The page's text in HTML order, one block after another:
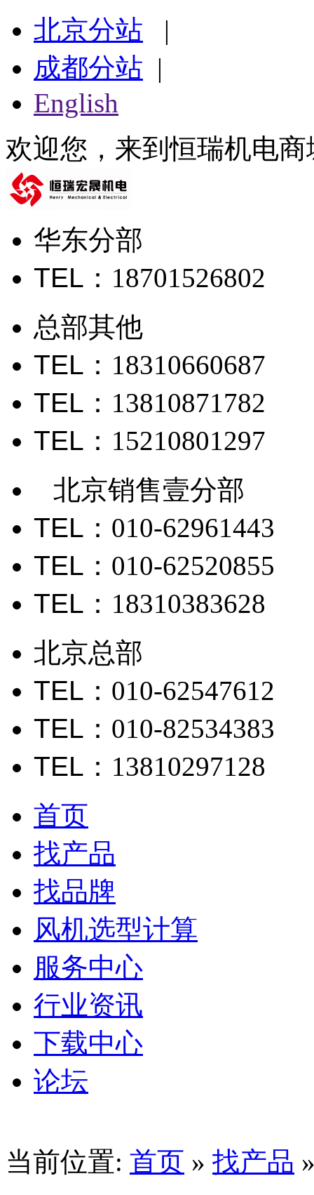
北京分站 |
成都分站 |
English
欢迎您，来到恒瑞机电商
华东分部
TEL ：18701526802
总部其他
TEL ：18310660687
TEL ：13810871782
TEL ：15210801297
北京销售壹分部
TEL ：010-62961443
TEL ：010-62520855
TEL ：18310383628
北京总部
TEL ：010-62547612
TEL ：010-82534383
TEL ：13810297128
首页
找产品
找品牌
风机选型计算
服务中心
行业资讯
下载中心
论坛
当前位置: 首页 » 找产品